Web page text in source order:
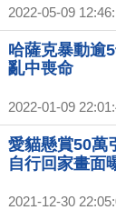
2022-05-09
哈薩克暴動逾
亂中喪命
2022-01-09
愛貓懸賞50萬
自行回家畫面
2021-12-30